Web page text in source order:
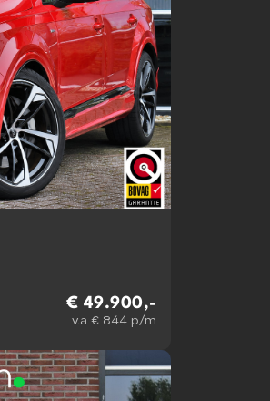
€ 49.900,-
v.a € 844 p/m